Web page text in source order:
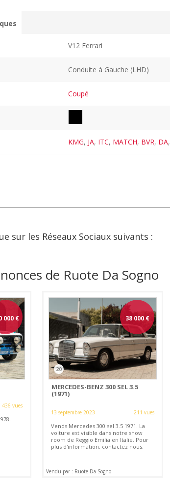
V12 Ferrari
Conduite à Gauche (LHD)
Coupé
KMG, JA, ITC, MATCH, BVR, DA,
sur les Réseaux Sociaux suivants :
de Ruote Da Sogno
000 €
436 vues
38 000€
20
MERCEDES-BENZ 300 SEL 3.5
(1971)
13 septembre 2023 211 vues
Vends Mercedes 300 sel 3.5 1971. La
voiture est visible dans notre show
room de Reggio Emilia en Italie. Pour
plus d'information, contactez nous.
Vendu par : Ruote Da Sogno